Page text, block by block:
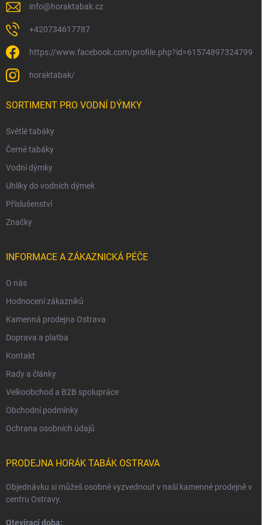
info@horaktabak.cz
+420734617787
https://www.facebook.com/profile.php?id=61574897324799
horaktabak/
SORTIMENT PRO VODNÍ DÝMKY
Světlé tabáky
Černé tabáky
Vodní dýmky
Uhlíky do vodních dýmek
Příslušenství
Značky
INFORMACE A ZÁKAZNICKÁ PÉČE
O nás
Hodnocení zákazníků
Kamenná prodejna Ostrava
Doprava a platba
Kontakt
Rady a články
Velkoobchod a B2B spolupráce
Obchodní podmínky
Ochrana osobních údajů
PRODEJNA HORÁK TABÁK OSTRAVA
Objednávku si můžeš osobně vyzvednout v naší kamenné prodejně v
centru Ostravy.
Otevírací doba: